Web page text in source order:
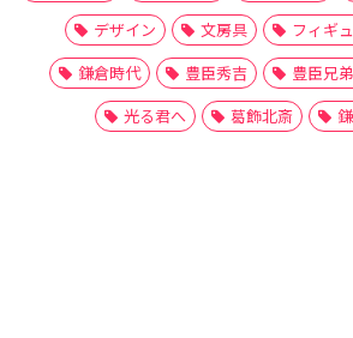
デザイン
文房具 フィギ
鎌倉時代
豊臣秀吉 豊臣兄
光る君へ
葛飾北斎